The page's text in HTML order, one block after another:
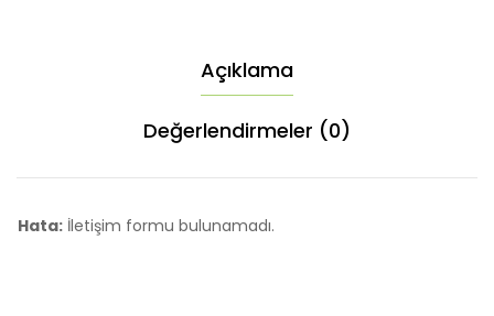
Açıklama
Değerlendirmeler (0)
Hata: İletişim formu bulunamadı.